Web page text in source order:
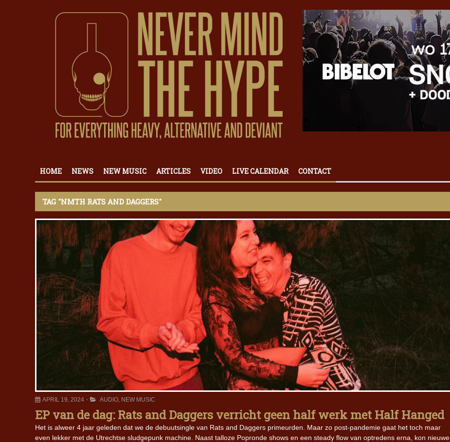
HOME NEWS NEW MUSIC ARTICLES VIDEO LIVE CALENDAR CONTACT
TAG "NMTH RATS AND DAGGERS"
APRIL 19, 2024 AUDIO, NEW MUSIC
EP van de dag: Rats and Daggers verricht geen half werk met Half Hanged
Het is alweer 4 jaar geleden dat we de debuutsingle van Rats and Daggers primeurden. Maar zo post-pandemie gaat het toch maar
even lekker met de Utrechtse sludgepunk machine. Naast talloze Popronde shows en een steady flow van optredens erna, kon nieuwe